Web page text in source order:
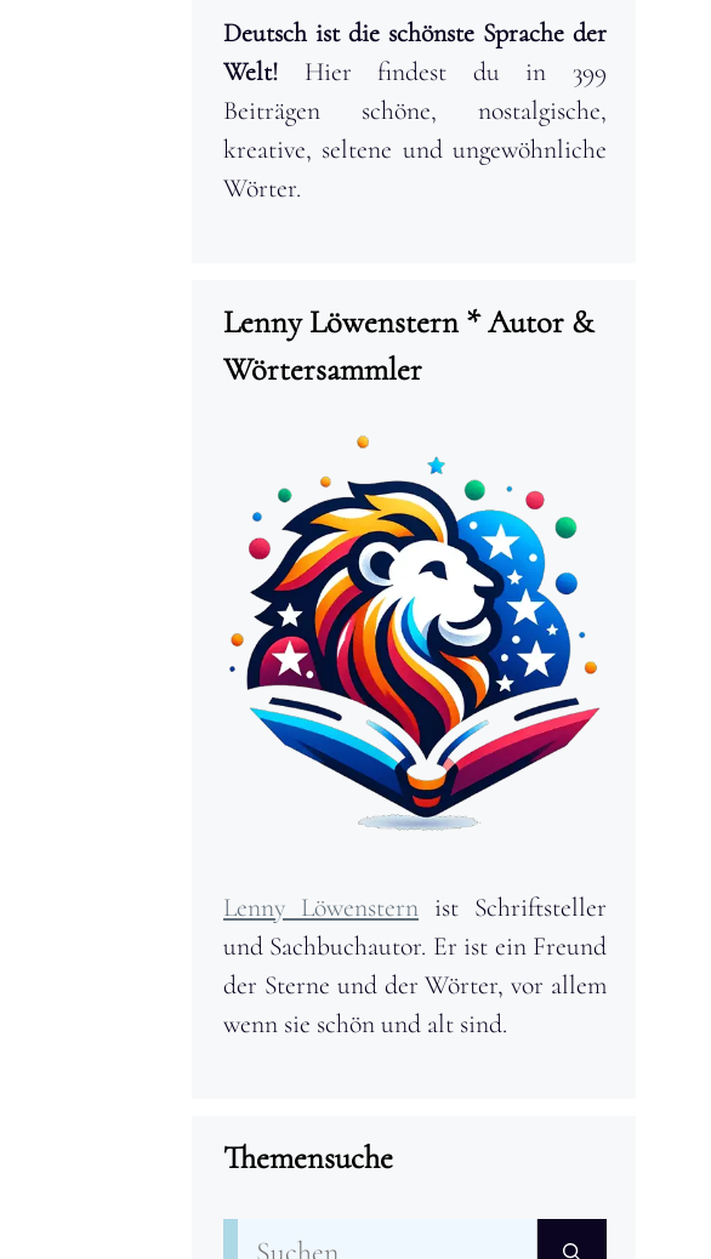
Deutsch ist die schönste Sprache der
Welt! Hier findest du in 399
Beiträgen schöne, nostalgische,
kreative, seltene und ungewöhnliche
Wörter.
Lenny Löwenstern * Autor &
Wörtersammler
Lenny Löwenstern ist Schriftsteller
und Sachbuchautor. Er ist ein Freund
der Sterne und der Wörter, vor allem
wenn sie schön und alt sind.
Themensuche
Suchen